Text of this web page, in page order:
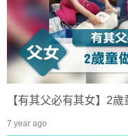
【有其父必有其女】2
7 year ago